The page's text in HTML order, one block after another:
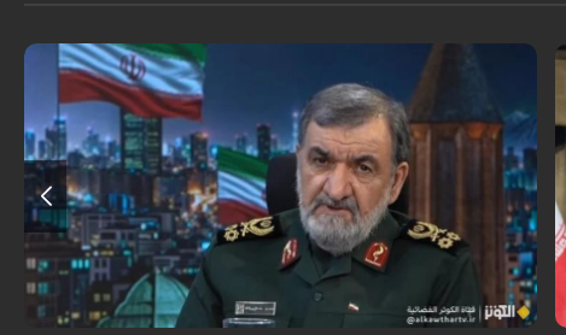
أكد اللواء محسن رضائي أن إيران لن تسمح بفتح ممر ثانٍ في مضيق هرمز.